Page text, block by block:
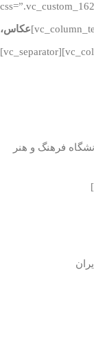
عکاس،
[/vc_column_text][vc_separator]
فرهنگ و هنر